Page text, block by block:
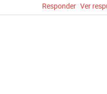
Responder Ver